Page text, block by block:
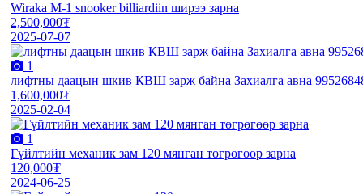
Wiraka M-1 snooker billiardiin ширээ зарна
2,500,000₮
2025-07-07
1
лифтны даацын шкив КВШ зарж байна Захиалга авна
1,600,000₮
2025-02-04
1
Гүйлтийн механик зам 120 мянган төгрөгөөр зарна
120,000₮
2024-06-25